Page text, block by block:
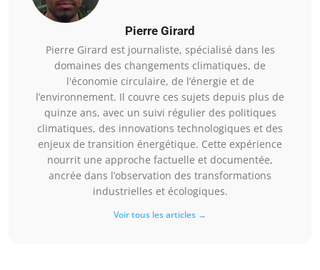
Pierre Girard
Pierre Girard est journaliste, spécialisé dans les
domaines des changements climatiques, de
l'économie circulaire, de l’énergie et de
l’environnement. Il couvre ces sujets depuis plus de
quinze ans, avec un suivi régulier des politiques
climatiques, des innovations technologiques et des
enjeux de transition énergétique. Cette expérience
nourrit une approche factuelle et documentée,
ancrée dans l’observation des transformations
industrielles et écologiques.
Voir tous les articles →